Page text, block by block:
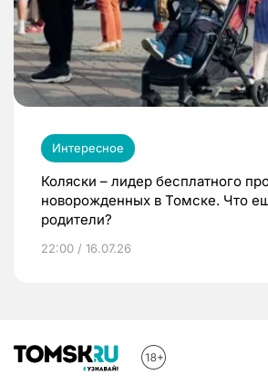
Интересное
Коляски – лидер бесплатного
новорожденных в Томске. Что
родители?
22:00 / 16.07.26